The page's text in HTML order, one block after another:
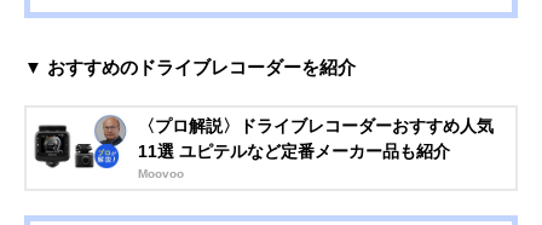
▼ おすすめのドライブレコーダーを紹介
〈プロ解説〉ドライブレコーダーおすすめ人気
11選 ユピテルなど定番メーカー品も紹介
Moovoo